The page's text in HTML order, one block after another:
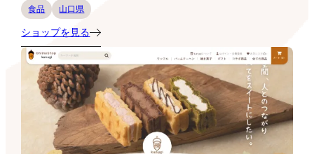
食品 山口県
ショップを見る